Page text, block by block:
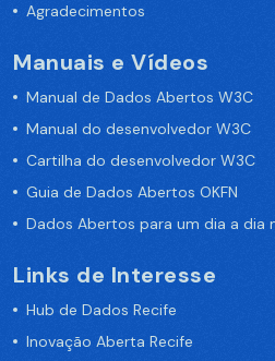
Agradecimentos
Manuais e Vídeos
Manual de Dados Abertos W3C
Manual do desenvolvedor W3C
Cartilha do desenvolvedor W3C
Guia de Dados Abertos OKFN
Dados Abertos para um dia a dia
Links de Interesse
Hub de Dados Recife
Inovação Aberta Recife